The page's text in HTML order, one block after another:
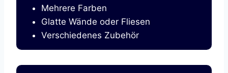
Mehrere Farben
Glatte Wände oder Fliesen
Verschiedenes Zubehör